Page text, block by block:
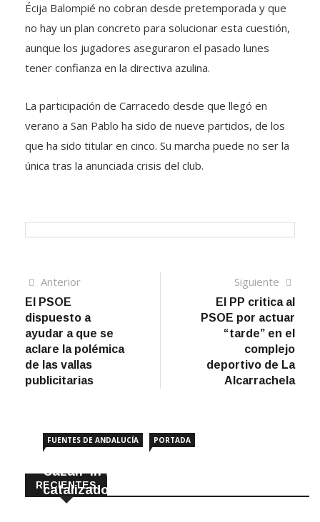
Écija Balompié no cobran desde pretemporada y que
no hay un plan concreto para solucionar esta cuestión,
aunque los jugadores aseguraron el pasado lunes
tener confianza en la directiva azulina.
La participación de Carracedo desde que llegó en
verano a San Pablo ha sido de nueve partidos, de los
que ha sido titular en cinco. Su marcha puede no ser la
única tras la anunciada crisis del club.
Navegación
de
entradas
AnteriorArtículo
El PSOE
dispuesto a
ayudar a que se
aclare la polémica
de las vallas
publicitarias
Siguiente
El PP critica al
PSOE por actuar
“tarde” en el
complejo
deportivo de La
Alcarrachela
RECIENTES
FUENTES DE ANDALUCÍA PORTADA
Cazan ‘in fraganti’ a ladrones de
catalizadores